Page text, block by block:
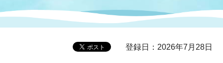
登録日：2026年7月28日